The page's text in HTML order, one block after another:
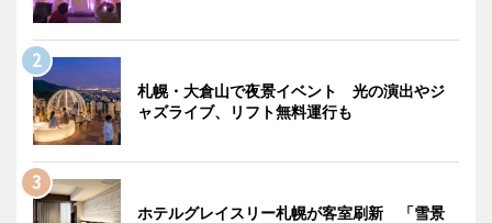
札幌・大倉山で夜景イベント 光の演出やジ
ャズライブ、リフト無料運行も
ホテルグレイスリー札幌が客室刷新 「雪景